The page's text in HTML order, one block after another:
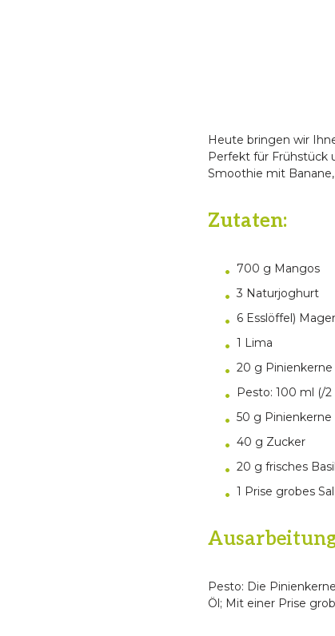
Heute bringen wir
Perfekt für Frühstück
Smoothie mit
Zutaten:
700 g Mangos
3 Naturjoghurt
6 Esslöffel)
1 Lima
20 g Pinienkerne
Pesto: 100 ml (/
50 g Pinienkerne
40 g Zucker
20 g frisches
1 Prise grobes
Pesto: Die
Öl; Mit einer Prise